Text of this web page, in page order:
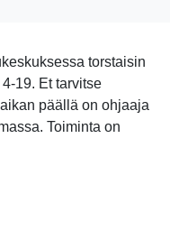
torstaisin
19. Et tarvitse
päällä on ohjaaja
Toiminta on